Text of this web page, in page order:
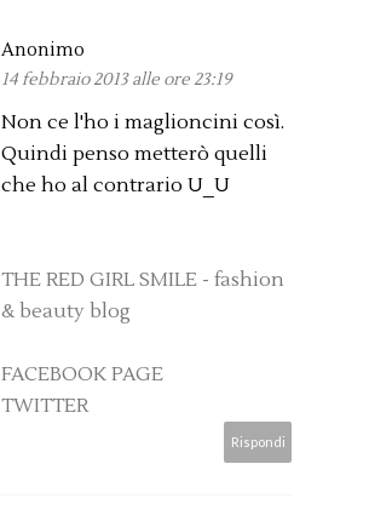
Anonimo
14 febbraio 2013 alle ore 23:19
Non ce l'ho i maglioncini così.
Quindi penso metterò quelli
che ho al contrario U_U
THE RED GIRL SMILE - fashion
& beauty blog
FACEBOOK PAGE
TWITTER
Rispondi